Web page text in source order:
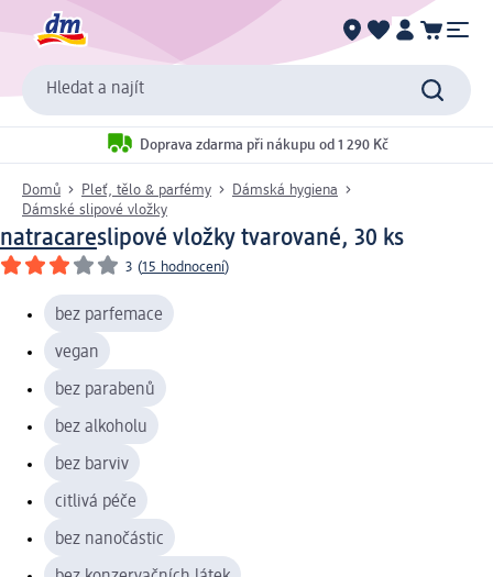
Hledat a najít
Doprava zdarma při nákupu od 1 290 Kč
Domů Pleť, tělo & parfémy
Dámská hygiena
Dámské slipové vložky
natracareslipové vložky tvarované, 30 ks
3 (15 hodnocení)
bez parfemace
vegan
bez parabenů
bez alkoholu
bez barviv
citlivá péče
bez nanočástic